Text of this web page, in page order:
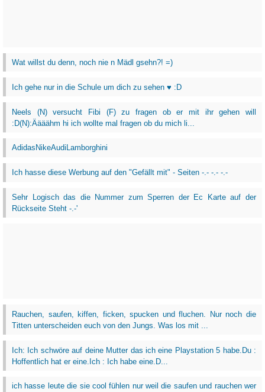
Wat willst du denn, noch nie n Mädl gsehn?! =)
Ich gehe nur in die Schule um dich zu sehen ♥ :D
Neels (N) versucht Fibi (F) zu fragen ob er mit ihr gehen will
:D(N):Äääähm hi ich wollte mal fragen ob du mich li...
AdidasNikeAudiLamborghini
Ich hasse diese Werbung auf den "Gefällt mit" - Seiten -.- -.- -.-
Sehr Logisch das die Nummer zum Sperren der Ec Karte auf der
Rückseite Steht -.-'
Rauchen, saufen, kiffen, ficken, spucken und fluchen. Nur noch die
Titten unterscheiden euch von den Jungs. Was los mit ...
Ich: Ich schwöre auf deine Mutter das ich eine Playstation 5 habe.Du :
Hoffentlich hat er eine.Ich : Ich habe eine.D...
ich hasse leute die sie cool fühlen nur weil die saufen und rauchen wer